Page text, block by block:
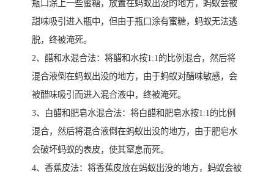
瓶口涂上一些蜜糖，放置在蚂蚁出没的地方，蚂蚁会被
甜味吸引进入瓶中，但由于瓶口涂有蜜糖，蚂蚁无法逃
脱，终被淹死。
2、醋和水混合法：将醋和水按1:1的比例混合，然后将
混合液倒在蚂蚁出没的地方，由于蚂蚁对醋味敏感，会
被醋味吸引而进入混合液中，终被淹死。
3、白醋和肥皂水混合法：将白醋和肥皂水按1:1的比例
混合，然后将混合液倒在蚂蚁出没的地方，由于肥皂水
会破坏蚂蚁的表皮，使其窒息而死。
4、香蕉皮法：将香蕉皮放在蚂蚁出没的地方，蚂蚁会被